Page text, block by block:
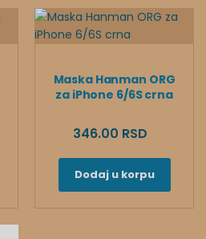
Maska Hanman ORG
za iPhone 6/6S crna
346.00 RSD
Dodaj u korpu